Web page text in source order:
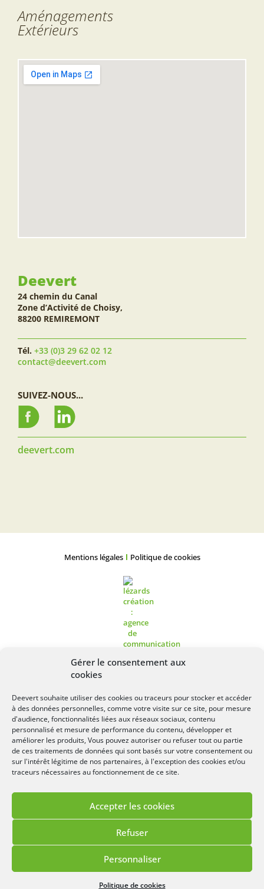
Gérer le consentement aux
cookies
Deevert souhaite utiliser des cookies ou traceurs pour stocker et accéder
à des données personnelles, comme votre visite sur ce site, pour mesure
d'audience, fonctionnalités liées aux réseaux sociaux, contenu
personnalisé et mesure de performance du contenu, développer et
améliorer les produits, Vous pouvez autoriser ou refuser tout ou partie
de ces traitements de données qui sont basés sur votre consentement ou
sur l'intérêt légitime de nos partenaires, à l'exception des cookies et/ou
traceurs nécessaires au fonctionnement de ce site.
Accepter les cookies
Refuser
Personnaliser
Politique de cookies
Aménagements
Extérieurs
Deevert
24 chemin du Canal
Zone d’Activité de Choisy,
88200 REMIREMONT
Tél. +33 (0)3 29 62 02 12
contact@deevert.com
SUIVEZ-NOUS...
deevert.com
Mentions légales Politique de cookies
Site réalisé par LézardsCréation